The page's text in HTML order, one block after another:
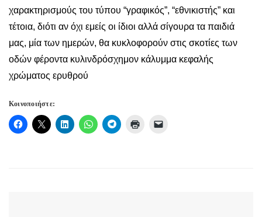
χαρακτηρισμούς του τύπου “γραφικός”, “εθνικιστής” και
τέτοια, διότι αν όχι εμείς οι ίδιοι αλλά σίγουρα τα παιδιά
μας, μία των ημερών, θα κυκλοφορούν στις σκοτίες των
οδών φέροντα κυλινδρόσχημον κάλυμμα κεφαλής
χρώματος ερυθρού
Κοινοποιήστε: